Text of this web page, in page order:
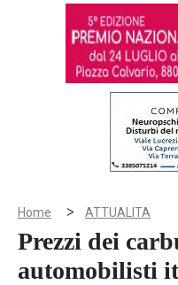
Home > ATTUALITA
Prezzi dei
automobilisti